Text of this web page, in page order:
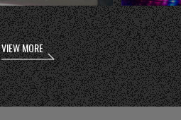
VIEW MORE